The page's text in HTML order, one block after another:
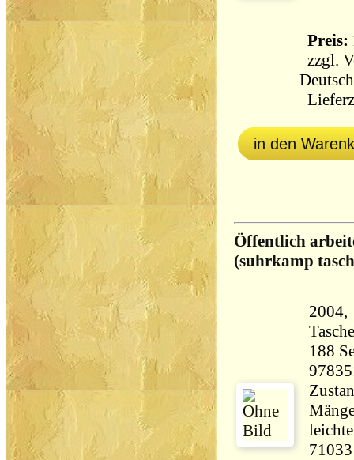
Preis:
zzgl.
in den
Öffentlich
(suhrkamp
2004,
188 Seiten
71033